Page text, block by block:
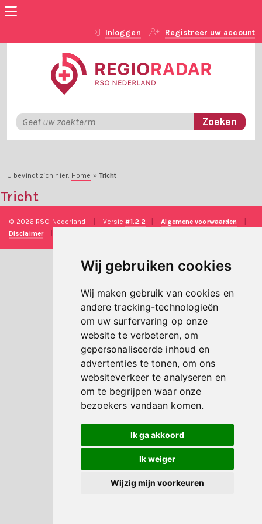
Wij gebruiken cookies
Wij maken gebruik van cookies en
andere tracking-technologieën
om uw surfervaring op onze
website te verbeteren, om
gepersonaliseerde inhoud en
advertenties te tonen, om ons
websiteverkeer te analyseren en
om te begrijpen waar onze
bezoekers vandaan komen.
Ik ga akkoord
Ik weiger
Wijzig mijn voorkeuren
Inloggen Registreer uw account
U bevindt zich hier: Home » Tricht
Tricht
© 2026 RSO Nederland Versie#1.2.2 Algemene voorwaarden
Disclaimer